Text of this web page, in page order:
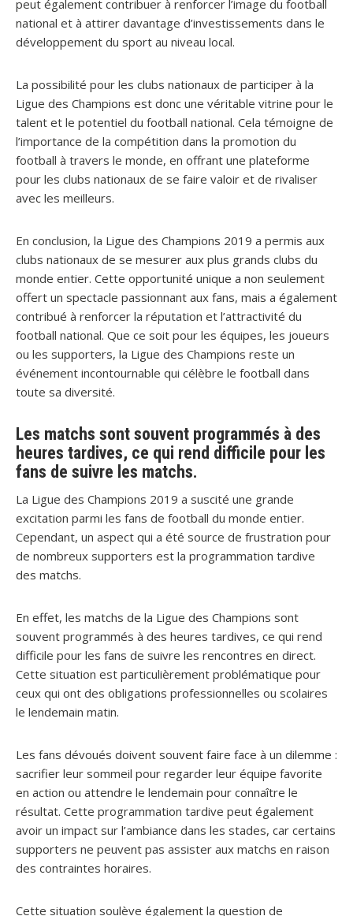
peut également contribuer à renforcer l’image du football
national et à attirer davantage d’investissements dans le
développement du sport au niveau local.
La possibilité pour les clubs nationaux de participer à la
Ligue des Champions est donc une véritable vitrine pour le
talent et le potentiel du football national. Cela témoigne de
l’importance de la compétition dans la promotion du
football à travers le monde, en offrant une plateforme
pour les clubs nationaux de se faire valoir et de rivaliser
avec les meilleurs.
En conclusion, la Ligue des Champions 2019 a permis aux
clubs nationaux de se mesurer aux plus grands clubs du
monde entier. Cette opportunité unique a non seulement
offert un spectacle passionnant aux fans, mais a également
contribué à renforcer la réputation et l’attractivité du
football national. Que ce soit pour les équipes, les joueurs
ou les supporters, la Ligue des Champions reste un
événement incontournable qui célèbre le football dans
toute sa diversité.
Les matchs sont souvent programmés à des
heures tardives, ce qui rend difficile pour les
fans de suivre les matchs.
La Ligue des Champions 2019 a suscité une grande
excitation parmi les fans de football du monde entier.
Cependant, un aspect qui a été source de frustration pour
de nombreux supporters est la programmation tardive
des matchs.
En effet, les matchs de la Ligue des Champions sont
souvent programmés à des heures tardives, ce qui rend
difficile pour les fans de suivre les rencontres en direct.
Cette situation est particulièrement problématique pour
ceux qui ont des obligations professionnelles ou scolaires
le lendemain matin.
Les fans dévoués doivent souvent faire face à un dilemme :
sacrifier leur sommeil pour regarder leur équipe favorite
en action ou attendre le lendemain pour connaître le
résultat. Cette programmation tardive peut également
avoir un impact sur l’ambiance dans les stades, car certains
supporters ne peuvent pas assister aux matchs en raison
des contraintes horaires.
Cette situation soulève également la question de